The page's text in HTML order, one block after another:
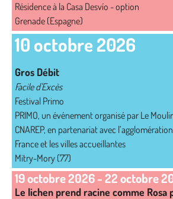
Résidence à la Casa Desvío - option
Grenade (Espagne)
10 octobre 2026
Gros Débit
Facile d'Excès
Festival Primo
PRIMO, un événement organisé par Le
CNAREP, en partenariat avec
France et les villes accueillantes
Mitry-Mory (77)
19 octobre 2026-22 octobre
Le lichen prend racine comme Rosa